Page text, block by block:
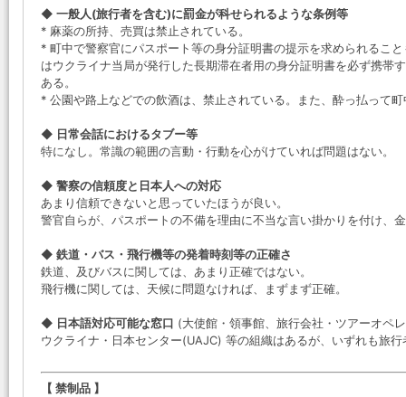
◆ 一般人(旅行者を含む)に罰金が科せられるような条例等
* 麻薬の所持、売買は禁止されている。
* 町中で警察官にパスポート等の身分証明書の提示を求められるこ
はウクライナ当局が発行した長期滞在者用の身分証明書を必ず携帯
ある。
* 公園や路上などでの飲酒は、禁止されている。また、酔っ払って
◆ 日常会話におけるタブー等
特になし。常識の範囲の言動・行動を心がけていれば問題はない。
◆ 警察の信頼度と日本人への対応
あまり信頼できないと思っていたほうが良い。
警官自らが、パスポートの不備を理由に不当な言い掛かりを付け、
◆ 鉄道・バス・飛行機等の発着時刻等の正確さ
鉄道、及びバスに関しては、あまり正確ではない。
飛行機に関しては、天候に問題なければ、まずまず正確。
◆ 日本語対応可能な窓口 (大使館・領事館、旅行会社・ツアーオペ
ウクライナ・日本センター(UAJC) 等の組織はあるが、いずれも旅
【 禁制品 】